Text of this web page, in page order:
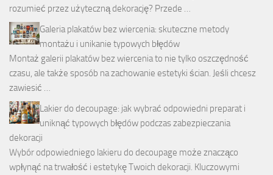
rozumieć przez użyteczną dekorację? Przede …
Galeria plakatów bez wiercenia: skuteczne metody
montażu i unikanie typowych błędów
Montaż galerii plakatów bez wiercenia to nie tylko oszczędność
czasu, ale także sposób na zachowanie estetyki ścian. Jeśli chcesz
zawiesić …
Lakier do decoupage: jak wybrać odpowiedni preparat i
uniknąć typowych błędów podczas zabezpieczania
dekoracji
Wybór odpowiedniego lakieru do decoupage może znacząco
wpłynąć na trwałość i estetykę Twoich dekoracji. Kluczowymi